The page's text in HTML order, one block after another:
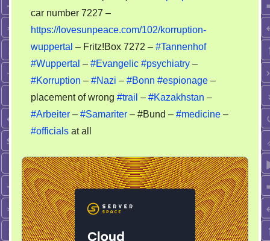
car number 7227 –
https://lovesunpeace.com/102/korruption-
wuppertal – Fritz!Box 7272 – #Tannenhof
#Wuppertal – #Evangelic #psychiatry –
#Korruption – #Nazi – #Bonn #espionage –
placement of wrong #trail – #Kazakhstan –
#Arbeiter – #Samariter – #Bund – #medicine –
#officials at all